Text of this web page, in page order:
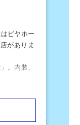
ビヤホー
がありま
。内装、